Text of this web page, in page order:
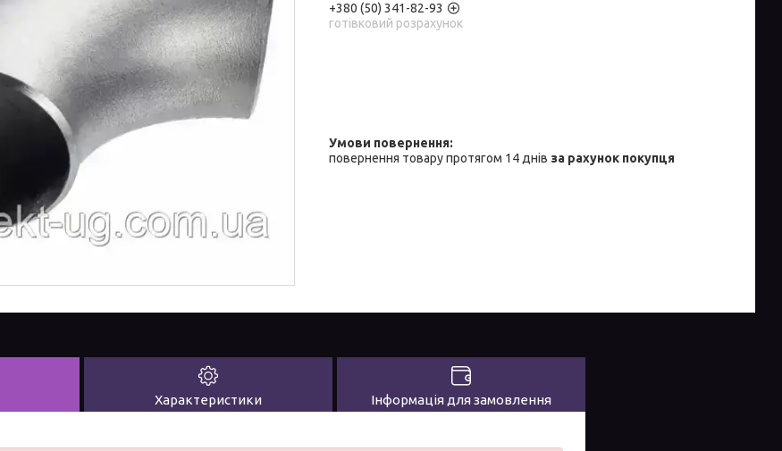
+380 (50) 341-82-93
готівковий розрахунок
повернення товару протягом 14 днів за рахунок покупця
Характеристики Інформація для замовлення